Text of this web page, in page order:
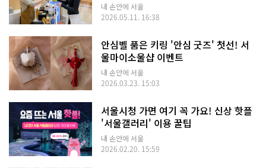
내 손안에 서울
2026.05.11. 16:38
안심벨 품은 키링 '안심 굿즈' 첫선! 서
울마이소울샵 이벤트
내 손안에 서울
2026.03.23. 15:03
서울시청 가면 여기 꼭 가요! 신상 핫플
'서울갤러리' 이용 꿀팁
내 손안에 서울
2026.02.20. 15:59